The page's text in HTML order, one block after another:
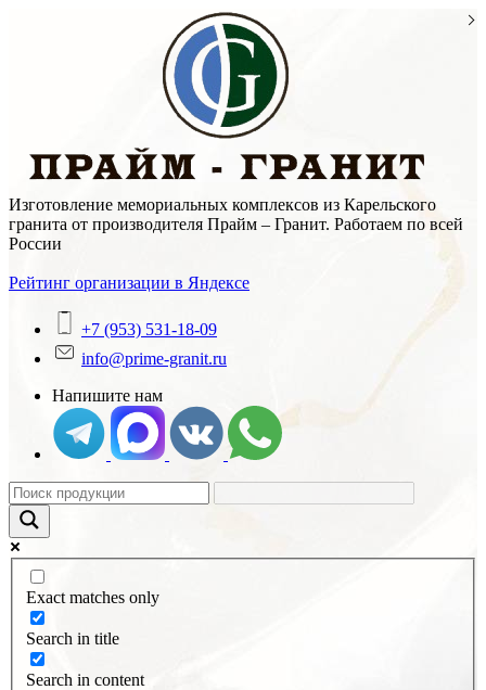
Изготовление мемориальных комплексов из Карельского
гранита от производителя Прайм – Гранит. Работаем по всей
России
Рейтинг организации в Яндексе
+7 (953) 531-18-09
info@prime-granit.ru
Напишите нам
Exact matches only
Search in title
Search in content